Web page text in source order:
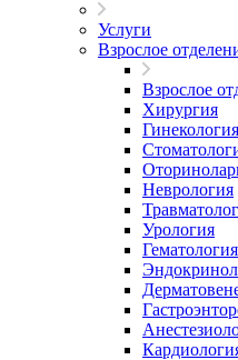
Услуги
Взрослое
Взрослое
Хирургия
Гинекология
Неврология
Урология
Гематология